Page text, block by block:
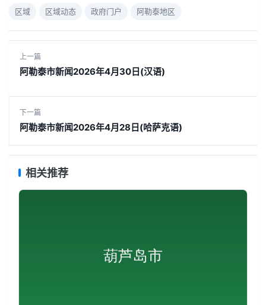
区域 区域动态 政府门户 阿勒泰地区
上一篇
阿勒泰市新闻2026年4月30日(汉语)
下一篇
阿勒泰市新闻2026年4月28日(哈萨克语)
相关推荐